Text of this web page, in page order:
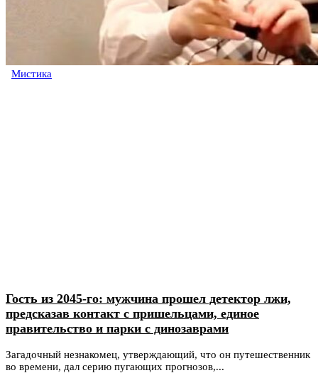
Мистика
Гость из 2045-го: мужчина прошел детектор лжи,
предсказав контакт с пришельцами, единое
правительство и парки с динозаврами
Загадочный незнакомец, утверждающий, что он путешественник
во времени, дал серию пугающих прогнозов,...